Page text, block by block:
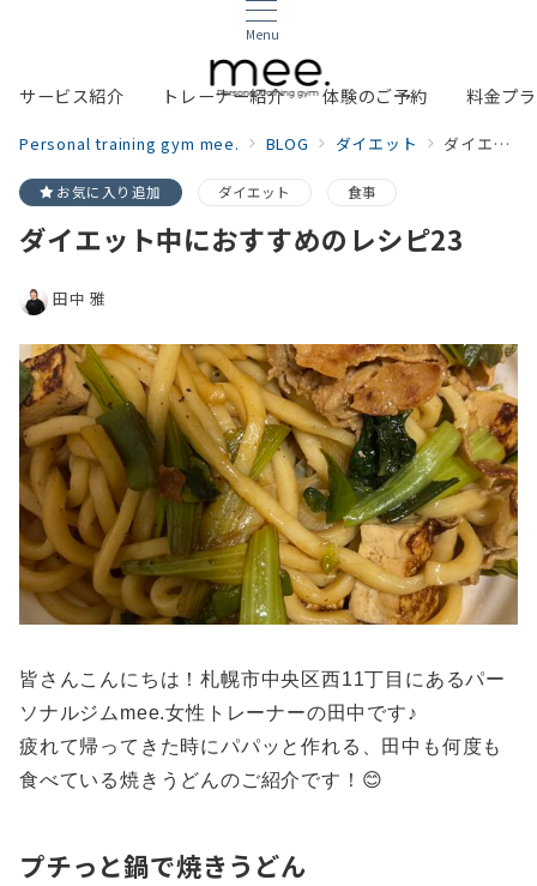
Menu
サービス紹介 トレーナー紹介 体験のご予約 料金プ
Personal training gym mee. BLOG ダイエット ダイエット中におすすめのレシピ23
お気に入り追加 ダイエット 食事
ダイエット中におすすめのレシピ23
田中 雅
皆さんこんにちは！札幌市中央区西11丁目にあるパー
ソナルジムmee.女性トレーナーの田中です♪
疲れて帰ってきた時にパパッと作れる、田中も何度も
食べている焼きうどんのご紹介です！😊
プチっと鍋で焼きうどん